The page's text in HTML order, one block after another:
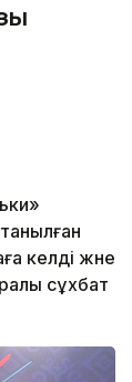
келді және
сұхбат